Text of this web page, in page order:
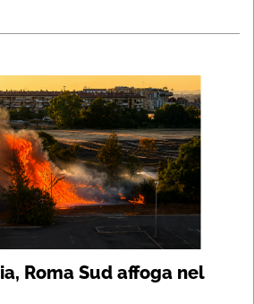
Roma Sud affoga nel